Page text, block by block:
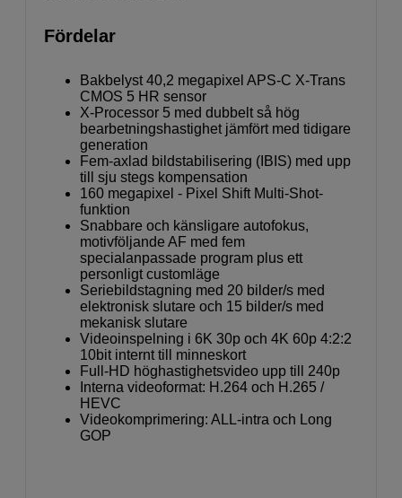
Fördelar
Bakbelyst 40,2 megapixel APS-C X-Trans
CMOS 5 HR sensor
X-Processor 5 med dubbelt så hög
bearbetningshastighet jämfört med tidigare
generation
Fem-axlad bildstabilisering (IBIS) med upp
till sju stegs kompensation
160 megapixel - Pixel Shift Multi-Shot-
funktion
Snabbare och känsligare autofokus,
motivföljande AF med fem
specialanpassade program plus ett
personligt customläge
Seriebildstagning med 20 bilder/s med
elektronisk slutare och 15 bilder/s med
mekanisk slutare
Videoinspelning i 6K 30p och 4K 60p 4:2:2
10bit internt till minneskort
Full-HD höghastighetsvideo upp till 240p
Interna videoformat: H.264 och H.265 /
HEVC
Videokomprimering: ALL-intra och Long
GOP